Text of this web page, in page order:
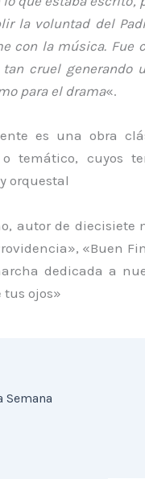
la voluntad del
con la música. Fue
tan cruel generando
para el drama«.
es una obra
temático, cuyos
orquestal
autor de
«Buen
dedicada a
tus ojos»
Semana